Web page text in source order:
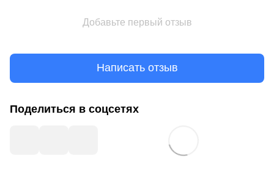
Добавьте первый отзыв
Написать отзыв
Поделиться в соцсетях